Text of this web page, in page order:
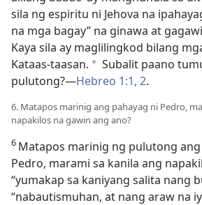
sila ng espiritu ni Jehova na
na mga bagay” na ginawa at
Kaya sila ay maglilingkod bilang
Kataas-taasan. * Subalit paano
pulutong?​—Hebreo 1:1, 2.
6. Matapos marinig ang pahayag ni Pedro,
napakilos na gawin ang ano?
6 Matapos marinig ng pulutong
Pedro, marami sa kanila ang
“yumakap sa kaniyang salita nang
“nabautismuhan, at nang araw na